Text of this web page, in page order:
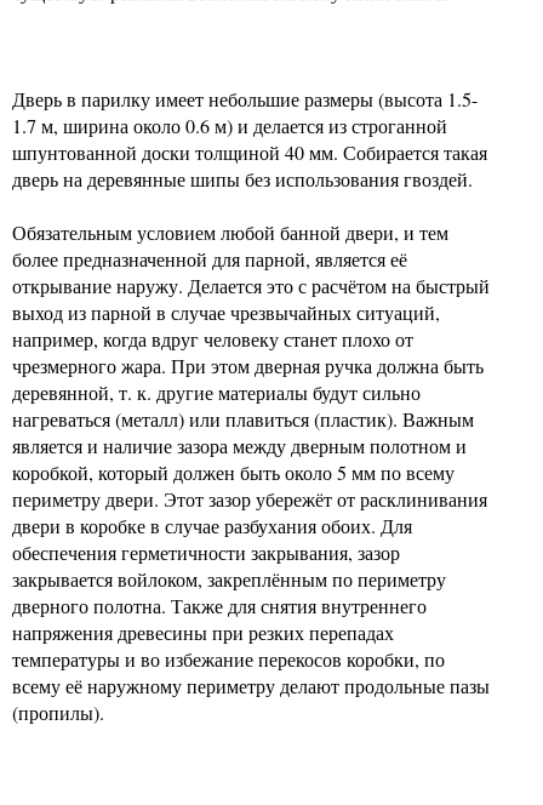
Дверь в парилку имеет небольшие размеры (высота 1.5-
1.7 м, ширина около 0.6 м) и делается из строганной
шпунтованной доски толщиной 40 мм. Собирается такая
дверь на деревянные шипы без использования гвоздей.
Обязательным условием любой банной двери, и тем
более предназначенной для парной, является её
открывание наружу. Делается это с расчётом на быстрый
выход из парной в случае чрезвычайных ситуаций,
например, когда вдруг человеку станет плохо от
чрезмерного жара. При этом дверная ручка должна быть
деревянной, т. к. другие материалы будут сильно
нагреваться (металл) или плавиться (пластик). Важным
является и наличие зазора между дверным полотном и
коробкой, который должен быть около 5 мм по всему
периметру двери. Этот зазор убережёт от расклинивания
двери в коробке в случае разбухания обоих. Для
обеспечения герметичности закрывания, зазор
закрывается войлоком, закреплённым по периметру
дверного полотна. Также для снятия внутреннего
напряжения древесины при резких перепадах
температуры и во избежание перекосов коробки, по
всему её наружному периметру делают продольные пазы
(пропилы).